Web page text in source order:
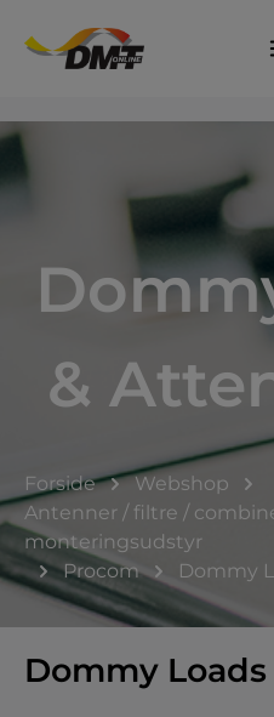
&
Forside
Webshop
Antenner / filtre /
monteringsudstyr
Procom
Dommy
Dommy